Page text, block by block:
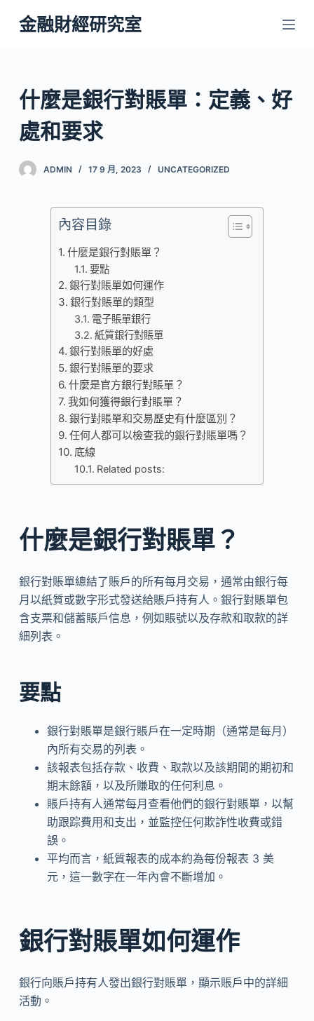
跳
至
內
容
金融財經研究室
什麼是銀行對賬單：定義、好
處和要求
ADMIN 17 9 月, 2023 UNCATEGORIZED
內容目錄
什麼是銀行對賬單？
要點
銀行對賬單如何運作
銀行對賬單的類型
電子賬單銀行
紙質銀行對賬單
銀行對賬單的好處
銀行對賬單的要求
什麼是官方銀行對賬單？
我如何獲得銀行對賬單？
銀行對賬單和交易歷史有什麼區別？
任何人都可以檢查我的銀行對賬單嗎？
底線
Related posts:
什麼是銀行對賬單？
銀行對賬單總結了賬戶的所有每月交易，通常由銀行每
月以紙質或數字形式發送給賬戶持有人。銀行對賬單包
含支票和儲蓄賬戶信息，例如賬號以及存款和取款的詳
細列表。
要點
銀行對賬單是銀行賬戶在一定時期（通常是每月）
內所有交易的列表。
該報表包括存款、收費、取款以及該期間的期初和
期末餘額，以及所賺取的任何利息。
賬戶持有人通常每月查看他們的銀行對賬單，以幫
助跟踪費用和支出，並監控任何欺詐性收費或錯
誤。
平均而言，紙質報表的成本約為每份報表 3 美
元，這一數字在一年內會不斷增加。
銀行對賬單如何運作
銀行向賬戶持有人發出銀行對賬單，顯示賬戶中的詳細
活動。